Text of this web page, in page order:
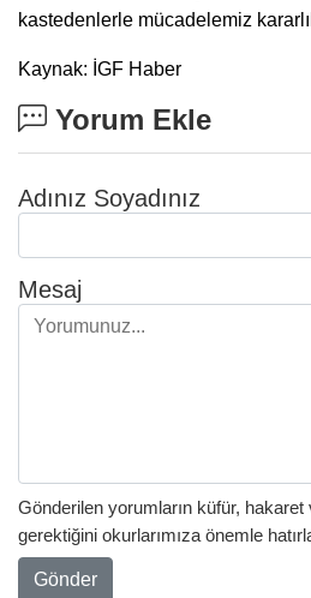
kastedenlerle mücadelemiz
Kaynak: İGF Haber
Yorum Ekle
Adınız Soyadınız
Mesaj
Gönderilen yorumların küfür,
gerektiğini okurlarımıza önemle
Gönder